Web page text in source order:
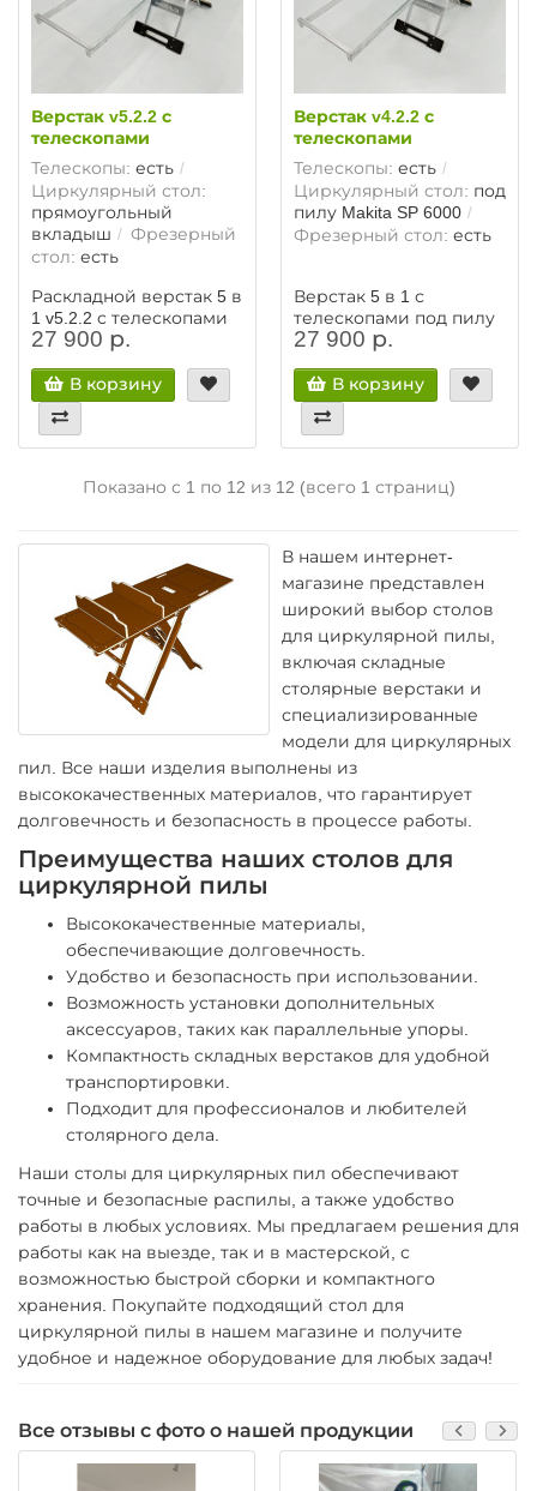
Верстак v5.2.2 с
телескопами
Телескопы: есть
Циркулярный стол:
прямоугольный
вкладыш
Фрезерный
стол: есть
Раскладной верстак 5 в
1 v5.2.2 с телескопами
27 900 р.
В корзину
Верстак v4.2.2 с
телескопами
Телескопы: есть
Циркулярный стол: под
пилу Makita SP 6000
Фрезерный стол: есть
Верстак 5 в 1 с
телескопами под пилу
Makita SP 6000
27 900 р.
В корзину
Показано с 1 по 12 из 12 (всего 1 страниц)
В нашем интернет-
магазине представлен
широкий выбор столов
для циркулярной пилы,
включая складные
столярные верстаки и
специализированные
модели для циркулярных
пил. Все наши изделия выполнены из
высококачественных материалов, что гарантирует
долговечность и безопасность в процессе работы.
Преимущества наших столов для
циркулярной пилы
Высококачественные материалы,
обеспечивающие долговечность.
Удобство и безопасность при использовании.
Возможность установки дополнительных
аксессуаров, таких как параллельные упоры.
Компактность складных верстаков для удобной
транспортировки.
Подходит для профессионалов и любителей
столярного дела.
Наши столы для циркулярных пил обеспечивают
точные и безопасные распилы, а также удобство
работы в любых условиях. Мы предлагаем решения для
работы как на выезде, так и в мастерской, с
возможностью быстрой сборки и компактного
хранения. Покупайте подходящий стол для
циркулярной пилы в нашем магазине и получите
удобное и надежное оборудование для любых задач!
Все отзывы с фото о нашей продукции